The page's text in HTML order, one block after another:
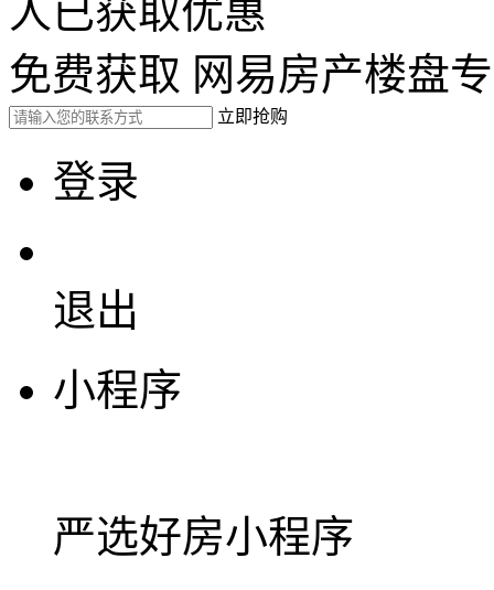
人已获取优惠
免费获取 网易房产楼盘
立即抢购
登录
退出
小程序
严选好房小程序